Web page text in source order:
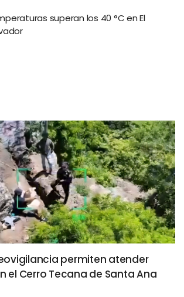
superan los 40 °C en El
permiten atender
el Cerro Tecana de Santa Ana